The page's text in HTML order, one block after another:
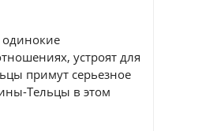
устроят для
примут серьезное
Тельцы в этом